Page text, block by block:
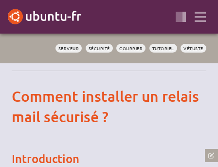
SERVEUR SÉCURITÉ COURRIER TUTORIEL VÉTUSTE
Comment installer un relais
mail sécurisé ?
Introduction